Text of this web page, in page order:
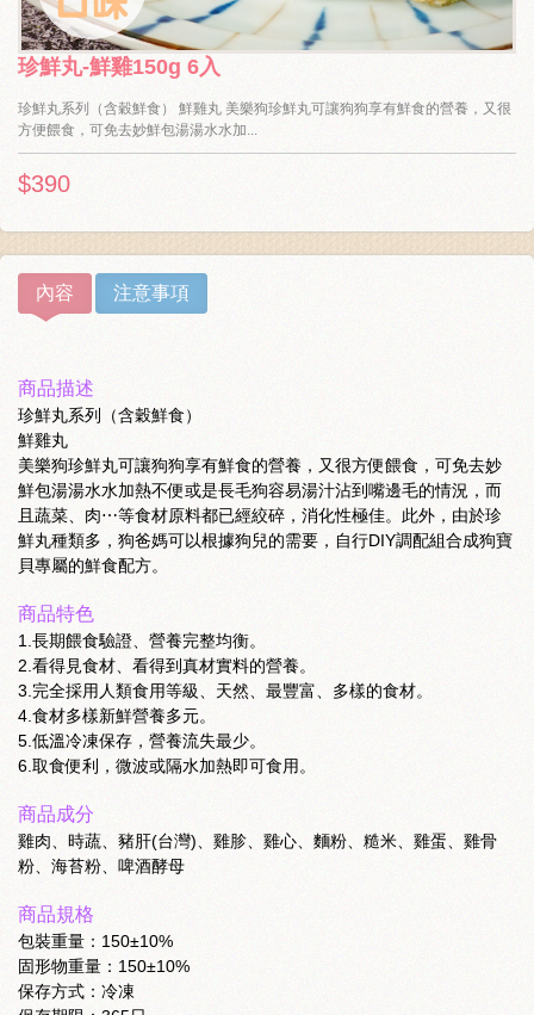
珍鮮丸-鮮雞150g 6入
珍鮮丸系列（含穀鮮食） 鮮雞丸 美樂狗珍鮮丸可讓狗狗享有鮮食的營養，又很
方便餵食，可免去妙鮮包湯湯水水加...
$390
內容 注意事項
商品描述
珍鮮丸系列（含穀鮮食）
鮮雞丸
美樂狗珍鮮丸可讓狗狗享有鮮食的營養，又很方便餵食，可免去妙
鮮包湯湯水水加熱不便或是長毛狗容易湯汁沾到嘴邊毛的情況，而
且蔬菜、肉⋯等食材原料都已經絞碎，消化性極佳。此外，由於珍
鮮丸種類多，狗爸媽可以根據狗兒的需要，自行DIY調配組合成狗寶
貝專屬的鮮食配方。
商品特色
1.長期餵食驗證、營養完整均衡。
2.看得見食材、看得到真材實料的營養。
3.完全採用人類食用等級、天然、最豐富、多樣的食材。
4.食材多樣新鮮營養多元。
5.低溫冷凍保存，營養流失最少。
6.取食便利，微波或隔水加熱即可食用。
商品成分
雞肉、時蔬、豬肝(台灣)、雞胗、雞心、麵粉、糙米、雞蛋、雞骨
粉、海苔粉、啤酒酵母
商品規格
包裝重量：150±10%
固形物重量：150±10%
保存方式：冷凍